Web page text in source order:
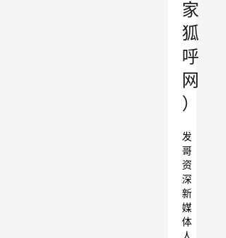
家
狐
呼
网
）
发
哥
资
深
新
媒
体
人